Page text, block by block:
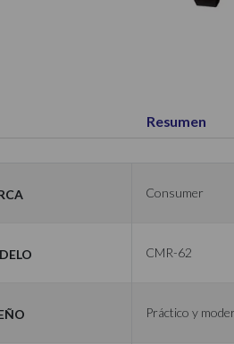
Resumen
Consumer
CMR-62
Práctico y